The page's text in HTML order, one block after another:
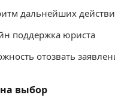
дальнейших
поддержка юриста
отозвать
выбор